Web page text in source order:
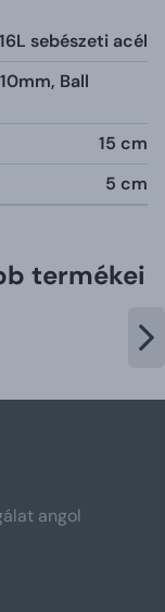
sebészeti acél
Ball
15 cm
5 cm
termékei
angol